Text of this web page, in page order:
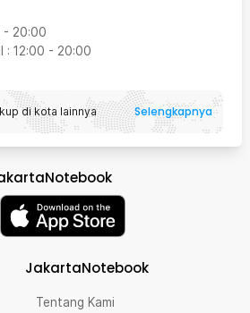
- 20:00
: 12:00 - 20:00
di kota lainnya Selengkapnya
JakartaNotebook
Tentang Kami